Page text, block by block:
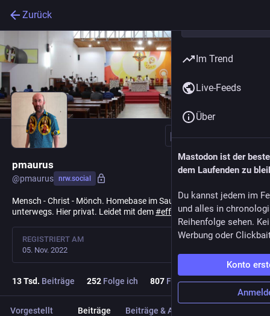
Zurück
Folgen
pmaurus
@pmaurus nrw.social
Mensch - Christ - Mönch. Homebase im Sauerland, aber weltweit
unterwegs. Hier privat. Leidet mit dem#effzehund dem# svs.
REGISTRIERT AM
05. Nov. 2022
13Tsd. Beiträge 252 Folge ich 807 Follower
Vorgestellt Beiträge Beiträge & Antworten
Im Trend
Live-Feeds
Über
Mastodon ist der
dem Laufenden zu
Du kannst jedem im
und alles in
Reihenfolge sehen.
Werbung oder
Konto